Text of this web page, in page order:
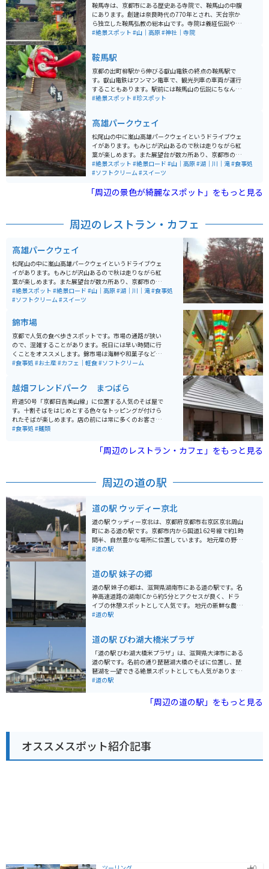
鞍馬寺は、京都市にある歴史ある寺院で、鞍馬山の中腹
にあります。創建は奈良時代の770年とされ、天台宗か
ら独立した鞍馬弘教の総本山です。寺院は義経伝説や天
狗伝説と深い関わりがあり、牛若丸（源義経）が天狗か
おり、境内の中心にはパワースポットとされる「金剛
床」があります。 鞍馬山の自然は神秘的で、パワースポ
ットとしても知られています。春は桜、秋は紅葉の名所
として知られ、この時期は観光客で混み合います。境内
は豊かな自然に囲まれ、四季折々の風景が楽しめること
自然と歴史を感じることができます。
#絶景スポット #山｜高原#神社｜寺院
鞍馬駅
京都の出町柳駅から伸びる叡山電鉄の終点の鞍馬駅で
す。叡山電鉄はワンマン電車で、観光列車の車両が運行
することもあります。駅前には鞍馬山の伝説にちなんだ
大きな鞍馬天狗の像があり、その長い鼻が圧倒的な存在
ブルカーも利用できるため、気軽に訪れることができま
す。また、鞍馬温泉も近くにあり、観光後に温泉でリラ
ックスするのもおすすめです。特に秋には紅葉が美し
く、多くの観光客が訪れます。
#絶景スポット #珍スポット
高雄パークウェイ
松尾山の中に嵐山高雄パークウェイというドライブウェ
イがあります。もみじが沢山あるので秋は走りながら紅
葉が楽しめます。また展望台が数カ所あり、京都市の街
並みや保津峡の川下り、トロッコ列車の走行が見れま
す。 周辺にはBBQ場やフィッシングエリア、ドッグラ
日中楽しめるスポットです。自然あふれる場所でもある
接する管理釣り場でトラウトを釣る事が出来ます。
#絶景スポット #絶景ロード #山｜高原#湖｜川｜滝#食事処
#ソフトクリーム#スイーツ
「周辺の景色が綺麗なスポット」をもっと見る
周辺のレストラン・カフェ
高雄パークウェイ
松尾山の中に嵐山高雄パークウェイというドライブウェ
イがあります。もみじが沢山あるので秋は走りながら紅
葉が楽しめます。また展望台が数カ所あり、京都市の街
並みや保津峡の川下り、トロッコ列車の走行が見れま
す。 周辺にはBBQ場やフィッシングエリア、ドッグラ
日中楽しめるスポットです。自然あふれる場所でもある
ので、春には桜、秋には紅葉が見られ、四季折々の緑と
花を楽しむことができます。釣り好きな方はBBQ横に隣
接する管理釣り場でトラウトを釣る事が出来ます。
#絶景スポット #絶景ロード #山｜高原#湖｜川｜滝#食事処
#ソフトクリーム#スイーツ
錦市場
京都で人気の食べ歩きスポットです。市場の通路が狭い
ので、混雑することがあります。祝日には早い時間に行
くことをオススメします。錦市場は海鮮や和菓子などが
充実していて、ソフトクリームやきゅうりの1本漬けな
#食事処 #お土産#カフェ｜軽食#ソフトクリーム
越畑フレンドパーク まつばら
府道50号「京都日吉美山線」に位置する人気のそば屋で
す。十割そばをはじめとする色々なトッピングが付けら
れたそばが楽しめます。店の前には常に多くのお客さん
が待っています。 府道50号線は、狭い道と連続カーブ、
バイクツーリングならむしろ楽しめる道になっていま
#食事処 #麺類
「周辺のレストラン・カフェ」をもっと見る
周辺の道の駅
道の駅 ウッディー京北
道の駅 ウッディー京北は、京都府京都市右京区京北周山
町にある道の駅です。京都市内から国道162号線で約1時
間半、自然豊かな場所に位置しています。 地元産の野菜
や木材を使った特産品が販売されているほか、レストラ
ているので安心です。また、周辺には、四季折々の自然
を楽しめる周山街道や、美山町など、ツーリングに最適
なスポットがたくさんあります。 ウッディー京北は、自
然と触れ合い、地元の美味しいものを楽しめる道の駅で
す。京都観光の際は、ぜひ一度訪れてみてはいかがでし
#道の駅
道の駅 妹子の郷
道の駅 妹子の郷は、滋賀県湖南市にある道の駅です。名
神高速道路の湖南ICから約5分とアクセスが良く、ドラ
イブの休憩スポットとして人気です。 地元の新鮮な農産
物が販売されている直売所や、近江牛や地元野菜を使っ
ださい。 道の駅に隣接して、湖南三山の一つ、阿星山の
中腹にある長寿寺があります。聖徳太子の創建と伝えら
れる古刹で、紅葉の名所としても知られています。バイ
クで訪れる場合は、周辺の山の景色を楽しみながら走れ
るのも魅力です。 道の駅 妹子の郷は、地元の特産品やグ
#道の駅
道の駅 びわ湖大橋米プラザ
「道の駅 びわ湖大橋米プラザ」は、滋賀県大津市にある
道の駅です。名前の通り琵琶湖大橋のそばに位置し、琵
琶湖を一望できる絶景スポットとしても人気がありま
す。 施設内には、地元の新鮮な農産物を販売する直売所
ー、琵琶湖を眺めながら食事を楽しめるレストランがあ
るのもおすすめです。 周辺には、国の名勝に指定されて
いる「旧竹林院庭園」や、豊かな自然を楽しめる「なぎ
さ公園」など、観光スポットも充実しています。
#道の駅
「周辺の道の駅」をもっと見る
オススメスポット紹介記事